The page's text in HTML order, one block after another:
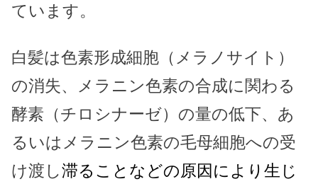
ています。
白髪は色素形成細胞（メラノサイト）
の消失、メラニン色素の合成に関わる
酵素（チロシナーゼ）の量の低下、あ
るいはメラニン色素の毛母細胞への受
け渡し滞ることなどの原因により生じ